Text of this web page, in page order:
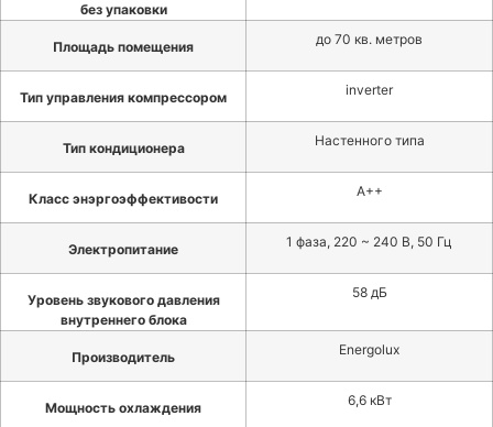
без упаковки
Площадь помещения до 70 кв. метров
Тип управления компрессором inverter
Тип кондиционера Настенного типа
Класс энэргоэффективости A++
Электропитание 1 фаза, 220 ~ 240 В, 50 Гц
Уровень звукового давления
внутреннего блока
58 дБ
Производитель Energolux
Мощность охлаждения 6,6 кВт